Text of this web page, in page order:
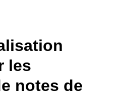
les
notes de